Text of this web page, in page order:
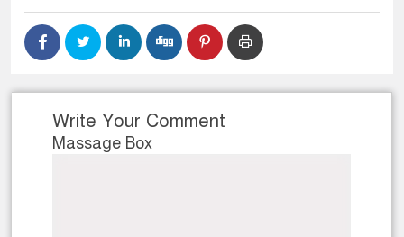
ডাকাতির প্রস্তুতিকালে দুইজনকে
Write Your Comment
Massage Box